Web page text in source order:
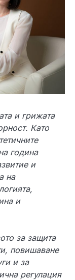
и грижата
Като
година
и
на
и
за защита
повишаване
и за
регулация